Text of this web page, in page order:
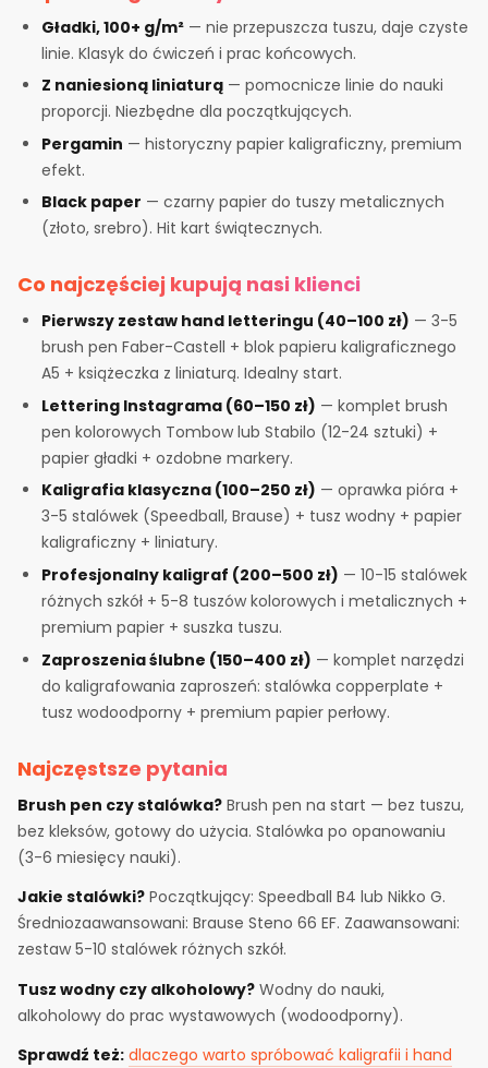
Gładki, 100+ g/m² — nie przepuszcza tuszu, daje czyste
linie. Klasyk do ćwiczeń i prac końcowych.
Z naniesioną liniaturą — pomocnicze linie do nauki
proporcji. Niezbędne dla początkujących.
Pergamin — historyczny papier kaligraficzny, premium
efekt.
Black paper — czarny papier do tuszy metalicznych
(złoto, srebro). Hit kart świątecznych.
Co najczęściej kupują nasi klienci
Pierwszy zestaw hand letteringu (40–100 zł) — 3-5
brush pen Faber-Castell + blok papieru kaligraficznego
A5 + książeczka z liniaturą. Idealny start.
Lettering Instagrama (60–150 zł) — komplet brush
pen kolorowych Tombow lub Stabilo (12-24 sztuki) +
papier gładki + ozdobne markery.
Kaligrafia klasyczna (100–250 zł) — oprawka pióra +
3-5 stalówek (Speedball, Brause) + tusz wodny + papier
kaligraficzny + liniatury.
Profesjonalny kaligraf (200–500 zł) — 10-15 stalówek
różnych szkół + 5-8 tuszów kolorowych i metalicznych +
premium papier + suszka tuszu.
Zaproszenia ślubne (150–400 zł) — komplet narzędzi
do kaligrafowania zaproszeń: stalówka copperplate +
tusz wodoodporny + premium papier perłowy.
Najczęstsze pytania
Brush pen czy stalówka? Brush pen na start — bez tuszu,
bez kleksów, gotowy do użycia. Stalówka po opanowaniu
(3-6 miesięcy nauki).
Jakie stalówki? Początkujący: Speedball B4 lub Nikko G.
Średniozaawansowani: Brause Steno 66 EF. Zaawansowani:
zestaw 5-10 stalówek różnych szkół.
Tusz wodny czy alkoholowy? Wodny do nauki,
alkoholowy do prac wystawowych (wodoodporny).
Sprawdź też: dlaczego warto spróbować kaligrafii i hand